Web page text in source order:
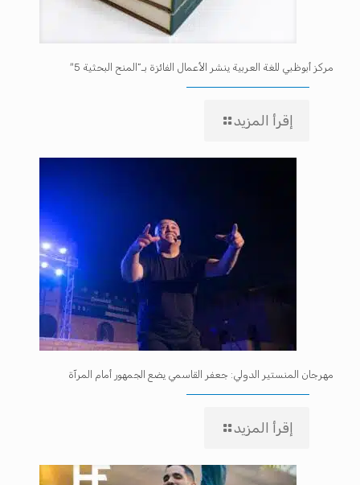
مركز أبوظبي للغة العربية ينشر الأعمال الفائزة بـ”المنح البحثية 5″
إقرأ المزيد
مهرجان المنستير الدولي: جعفر القاسمي يضع الجمهور أمام المرآة
إقرأ المزيد